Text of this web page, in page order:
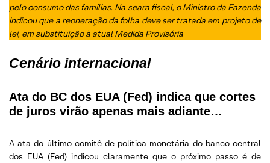
pelo consumo das famílias. Na seara fiscal, o Ministro da Fazenda
indicou que a reoneração da folha deve ser tratada em projeto de
lei, em substituição à atual Medida Provisória
Cenário internacional
Ata do BC dos EUA (Fed) indica que cortes
de juros virão apenas mais adiante…
A ata do último comitê de política monetária do banco central
dos EUA (Fed) indicou claramente que o próximo passo é de